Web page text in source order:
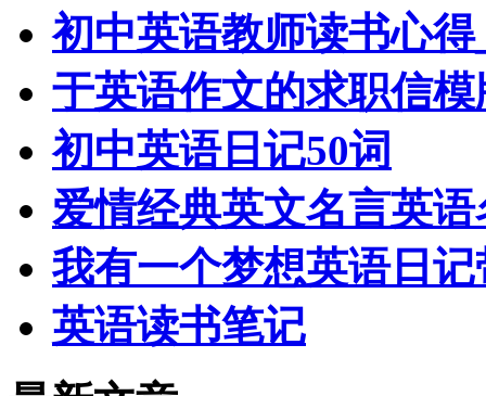
初中英语教师读书心
于英语作文的求职信模
初中英语日记50词
爱情经典英文名言英语
我有一个梦想英语日
英语读书笔记